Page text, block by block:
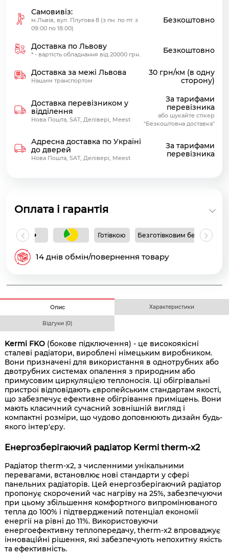
Самовивіз:
м.Львів, вул. Плугова 8 (з пн. по пт. з
09:00 по 18:00)
Безкоштовно
Доставка по Львову
* - вартість обладнання від 20000 грн. Безкоштовно
Доставка за межі Львова
Нашим транспортом
30 грн/км (в одну
сторону)
Доставка перевізником у
відділення
Нова Пошта, SAT, Делівері, Meest
За тарифами
перевізника
або шукайте стікер
"Безкоштовна доставка"
Адресна доставка по Україні
до дверей
Нова Пошта, SAT, Делівері, Meest
За тарифами
перевізника
Оплата і гарантія
Готівкою Безготівковим без ПДВ
14 днів обмін/повернення товару
Опис Характеристики
Відгуки (0)
Kermi FKO (бокове підключення) - це високоякісні
сталеві радіатори, вироблені німецьким виробником.
Вони призначені для використання в однотрубних або
двотрубних системах опалення з природним або
примусовим циркуляцією теплоносія. Ці обігрівальні
пристрої відповідають європейським стандартам якості,
що забезпечує ефективне обігрівання приміщень. Вони
мають класичний сучасний зовнішній вигляд і
компактні розміри, що чудово доповнюють дизайн будь-
якого інтер'єру.
Енергозберігаючий радіатор Kermi therm-x2
Радіатор therm-x2, з численними унікальними
перевагами, встановлює нові стандарти у сфері
панельних радіаторів. Цей енергозберігаючий радіатор
пропонує скорочений час нагріву на 25%, забезпечуючи
при цьому збільшення комфортного випромінюваного
тепла до 100% і підтверджений потенціал економії
енергії на рівні до 11%. Використовуючи
енергоефективну теплопередачу, therm-x2 впроваджує
інноваційні рішення, які забезпечують непохитну якість
та ефективність.